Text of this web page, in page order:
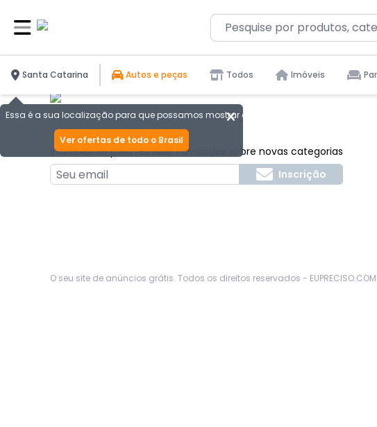
Santa Catarina
Essa é a sua localização para que possamos mostrar as melhores ofertas para você.
Ver ofertas de todo o Brasil
Autos e peças Todos Imóveis
Inscreva-se para receber novidades sobre novas categorias
Inscrição
O seu site de anúncios grátis. Todos os direitos reservados - EUPRECISO.COM